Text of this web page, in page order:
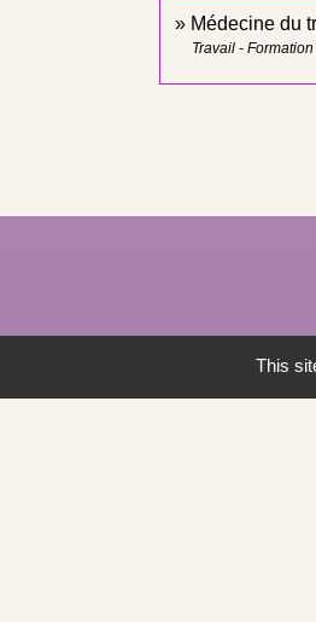
Médecine du
Travail - Formation
This